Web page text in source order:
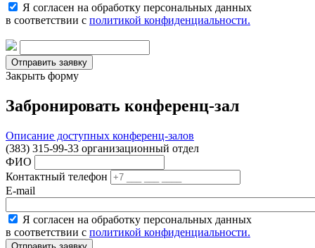
Я согласен на обработку персональных данных
в соответствии с политикой конфиденциальности.
Закрыть форму
Забронировать конференц-зал
Описание доступных конференц-залов
(383) 315-99-33 организационный отдел
ФИО
Контактный телефон
E-mail
Я согласен на обработку персональных данных
в соответствии с политикой конфиденциальности.